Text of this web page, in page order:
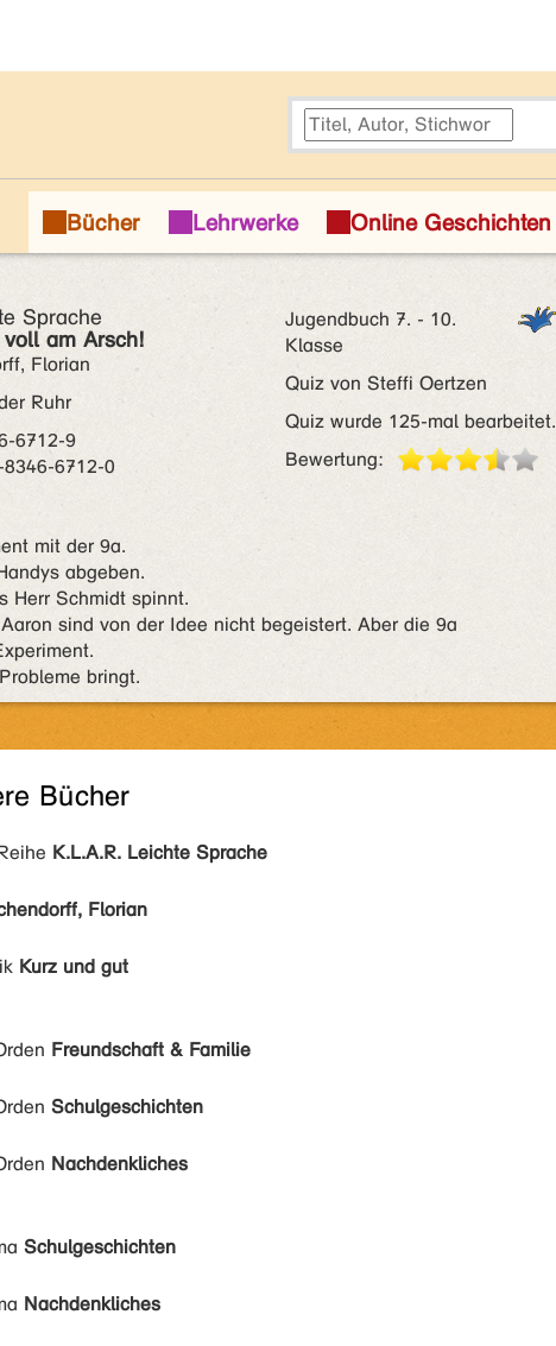
Sprache
am Arsch!
Florian
Ruhr
6712-9
6712-0
Jugendbuch 7. - 10.
Klasse
Quiz von Steffi Oertzen
Quiz wurde 125-mal bearbeitet.
Bewertung:
mit der 9a.
abgeben.
Herr Schmidt spinnt.
sind von der Idee nicht begeistert. Aber die 9a
bringt.
Bücher
K.L.A.R. Leichte Sprache
Florian
Kurz und gut
Freundschaft & Familie
Schulgeschichten
Nachdenkliches
Schulgeschichten
Nachdenkliches